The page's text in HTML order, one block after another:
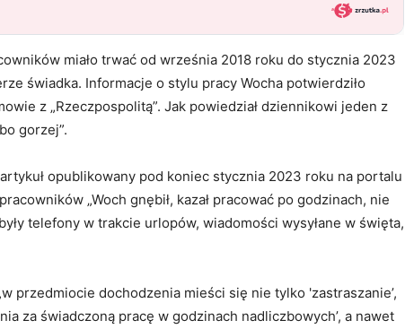
miało trwać od września 2018 roku do stycznia 2023
świadka. Informacje o stylu pracy Wocha potwierdziło
z „Rzeczpospolitą”. Jak powiedział dziennikowi jeden z
gorzej”.
opublikowany pod koniec stycznia 2023 roku na portalu
„Woch gnębił, kazał pracować po godzinach, nie
telefony w trakcie urlopów, wiadomości wysyłane w święta,
przedmiocie dochodzenia mieści się nie tylko 'zastraszanie’,
za świadczoną pracę w godzinach nadliczbowych’, a nawet